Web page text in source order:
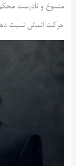
منسوخ و نادرست
حرکت انسانی نسبت